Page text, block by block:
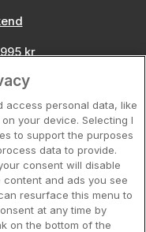
kr
access personal data, like
your device. Selecting I
to support the purposes
data to provide.
consent will disable
and ads you see
resurface this menu to
at any time by
on the bottom of the